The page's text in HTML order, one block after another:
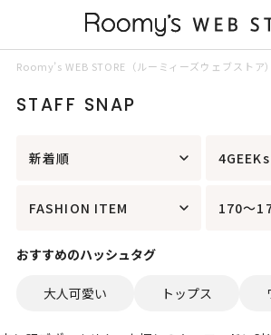
Roomy’s WEB STORE（ルーミィーズウェブストア）
STAFF SNAP
新着順
FASHION ITEM 170～
おすすめのハッシュタグ
大人可愛い トップス